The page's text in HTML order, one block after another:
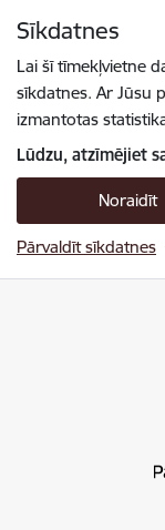
Sīkdatnes
Lai šī tīmekļvietne
sīkdatnes. Ar Jūsu
izmantotas
Lūdzu, atzīmējiet
Noraidīt
Pārvaldīt sīkdatnes